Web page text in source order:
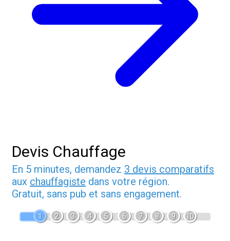
Devis Chauffage
En 5 minutes, demandez 3 devis comparatifs
aux chauffagiste dans votre région.
Gratuit, sans pub et sans engagement.
1 2 3 4 5 6 7 8 9 10